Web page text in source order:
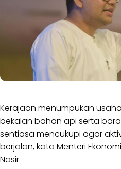
Kerajaan menumpukan
bekalan bahan api serta
sentiasa mencukupi agar
berjalan, kata Menteri
Nasir.